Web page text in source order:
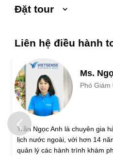
Đặt tour
Số người lớn
Trẻ em 1 đến 5 tuổi
Họ và tên
Địa chỉ liên hệ
Liên hệ điều hành
Ms.
Phó Giám
Trần Ngọc Anh là chuyên gia
lịch nước ngoài, với hơn 14
quản lý các hành trình khám